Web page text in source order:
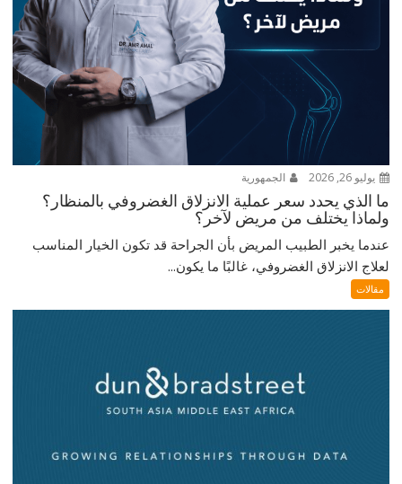
يوليو 26, 2026 الجمهورية
ما الذي يحدد سعر عملية الانزلاق الغضروفي بالمنظار؟
ولماذا يختلف من مريض لآخر؟
عندما يخبر الطبيب المريض بأن الجراحة قد تكون الخيار المناسب
لعلاج الانزلاق الغضروفي، غالبًا ما يكون...
مقالات